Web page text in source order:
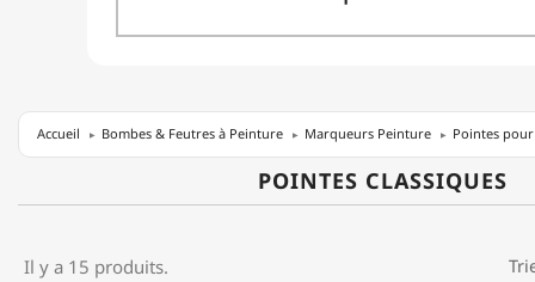
Accueil Bombes & Feutres à Peinture Marqueurs Peinture Pointes
POINTES CLASSIQUES
Il y a 15 produits.